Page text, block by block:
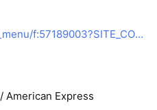
karadarefre.jp/reserve/_menu/f:57189003?SITE_CODE=hp
American Express